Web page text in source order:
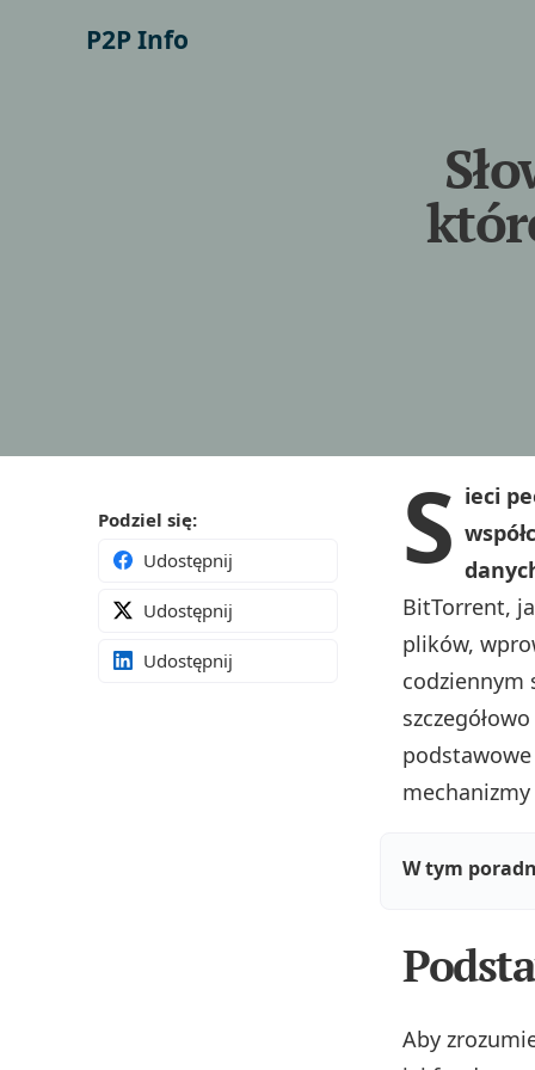
P2P Info
Podziel się:
Udostępnij
Udostępnij
Udostępnij
S ieci
BitTorrent,
plików,
codziennym
W tym
Aby